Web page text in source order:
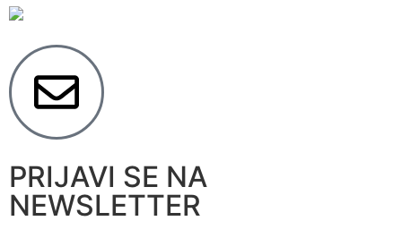
PRIJAVI SE NA
NEWSLETTER